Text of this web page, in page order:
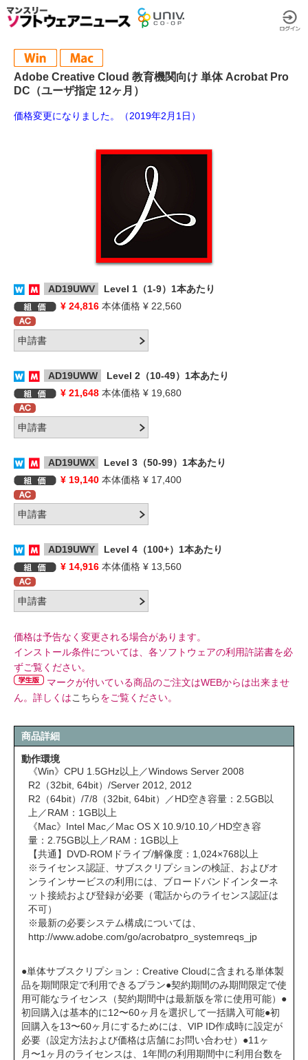
Adobe Creative Cloud 教育機関向け 単体 Acrobat Pro
DC（ユーザ指定 12ヶ月）
価格変更になりました。（2019年2月1日）
AD19UWV
Level 1（1-9）1本あたり
¥ 24,816 本体価格 ¥ 22,560
AD19UWW
Level 2（10-49）1本あたり
¥ 21,648 本体価格 ¥ 19,680
AD19UWX
Level 3（50-99）1本あたり
¥ 19,140 本体価格 ¥ 17,400
AD19UWY
Level 4（100+）1本あたり
¥ 14,916 本体価格 ¥ 13,560
価格は予告なく変更される場合があります。
インストール条件については、各ソフトウェアの利用許諾書を必
ずご覧ください。
マークが付いている商品のご注文はWEBからは出来ませ
ん。詳しくはこちらをご覧ください。
商品詳細
動作環境
《Win》CPU 1.5GHz以上／Windows Server 2008
R2（32bit, 64bit）/Server 2012, 2012
R2（64bit）/7/8（32bit, 64bit）／HD空き容量：2.5GB以
上／RAM：1GB以上
《Mac》Intel Mac／Mac OS X 10.9/10.10／HD空き容
量：2.75GB以上／RAM：1GB以上
【共通】DVD-ROMドライブ/解像度：1,024×768以上
※ライセンス認証、サブスクリプションの検証、およびオ
ンラインサービスの利用には、ブロードバンドインターネ
ット接続および登録が必要（電話からのライセンス認証は
不可）
※最新の必要システム構成については、
http://www.adobe.com/go/acrobatpro_systemreqs_jp
●単体サブスクリプション：Creative Cloudに含まれる単体製
品を期間限定で利用できるプラン●契約期間のみ期間限定で使
用可能なライセンス（契約期間中は最新版を常に使用可能）●
初回購入は基本的に12〜60ヶ月を選択して一括購入可能●初
回購入を13〜60ヶ月にするためには、VIP ID作成時に設定が
必要（設定方法および価格は店舗にお問い合わせ）●11ヶ
月〜1ヶ月のライセンスは、1年間の利用期間中に利用台数を